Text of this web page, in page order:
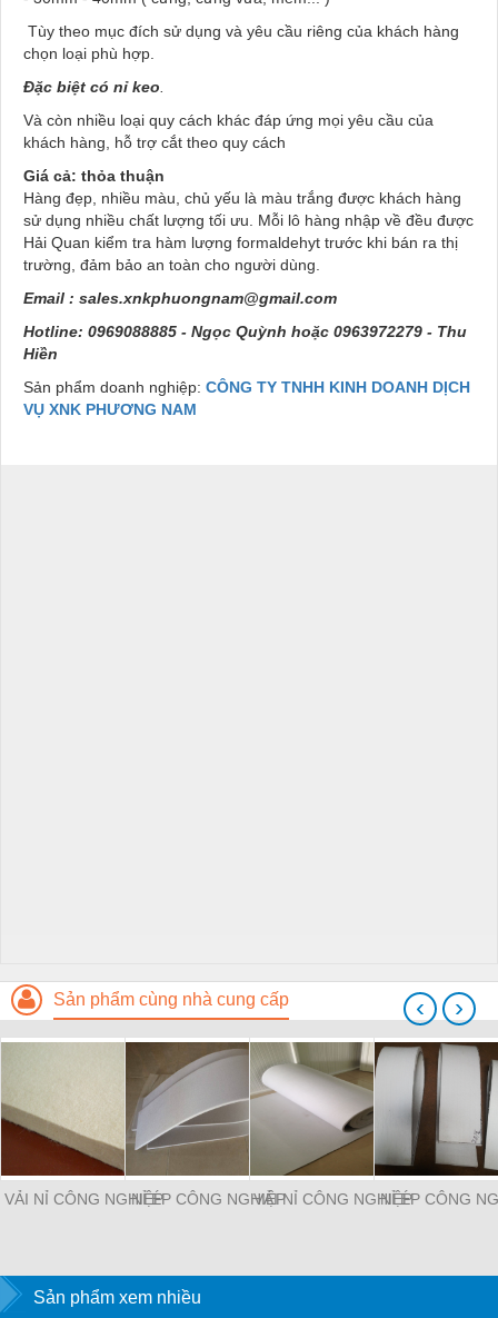
Tùy theo mục đích sử dụng và yêu cầu riêng của khách hàng
chọn loại phù hợp.
Đặc biệt có nỉ keo
Và còn nhiều loại quy cách khác đáp ứng mọi yêu cầu của
khách hàng, hỗ trợ cắt theo quy cách
Giá cả: thỏa thuận
Hàng đẹp, nhiều màu, chủ yếu là màu trắng được khách hàng
sử dụng nhiều chất lượng tối ưu. Mỗi lô hàng nhập về đều được
Hải Quan kiểm tra hàm lượng formaldehyt trước khi bán ra thị
trường, đảm bảo an toàn cho người dùng.
Email : sales.xnkphuongnam@gmail.com
Hotline: 0969088885 - Ngọc Quỳnh hoặc 0963972279 - Thu
Hiền
Sản phẩm doanh nghiệp: CÔNG TY TNHH KINH DOANH DỊCH
VỤ XNK PHƯƠNG NAM
Sản phẩm cùng nhà cung cấp
VẢI NỈ CÔNG NGHIỆPNỈ ÉP CÔNG NGHIỆPVẢI NỈ CÔNG NGHIỆPNỈ ÉP CÔNG
‹ ›
Sản phẩm xem nhiều